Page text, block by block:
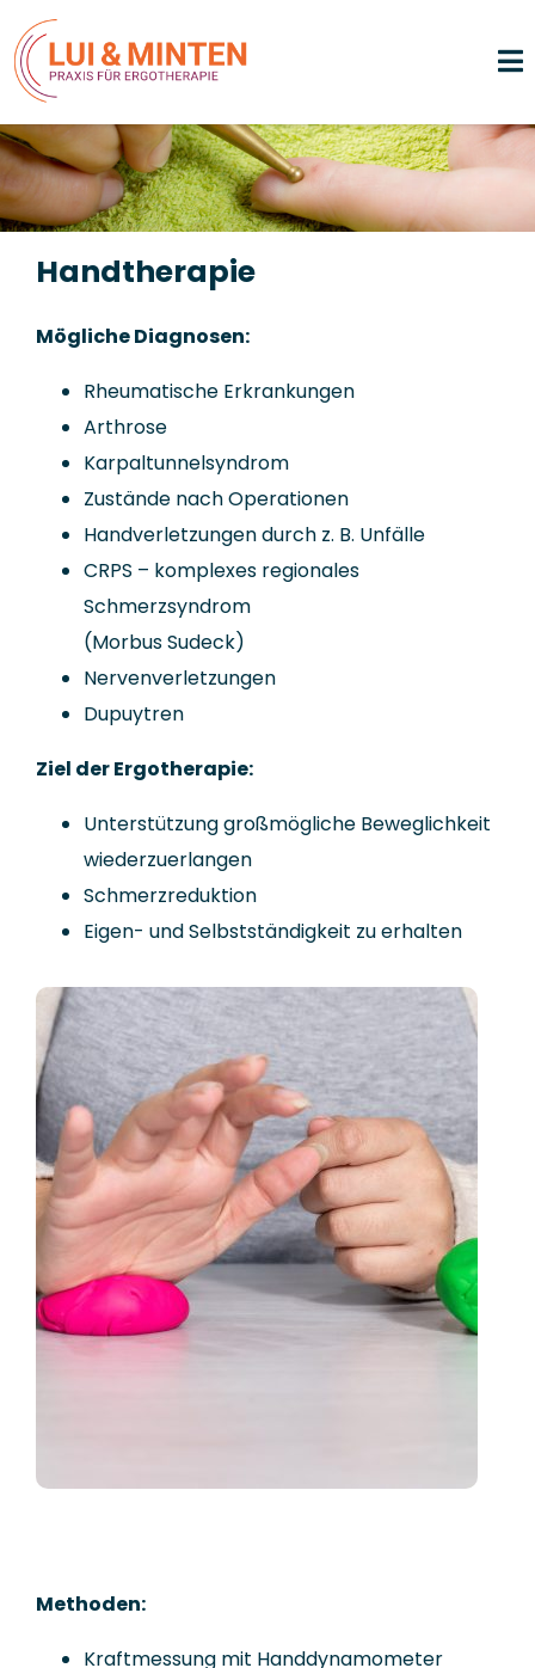
Handtherapie
Mögliche Diagnosen:
Rheumatische Erkrankungen
Arthrose
Karpaltunnelsyndrom
Zustände nach Operationen
Handverletzungen durch z. B. Unfälle
CRPS – komplexes regionales
Schmerzsyndrom
(Morbus Sudeck)
Nervenverletzungen
Dupuytren
Ziel der Ergotherapie:
Unterstützung großmögliche Beweglichkeit
wiederzuerlangen
Schmerzreduktion
Eigen- und Selbstständigkeit zu erhalten
Methoden:
Kraftmessung mit Handdynamometer